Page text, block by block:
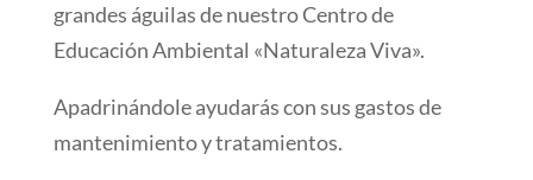
grandes águilas de nuestro Centro de
Educación Ambiental «Naturaleza Viva».
Apadrinándole ayudarás con sus gastos de
mantenimiento y tratamientos.